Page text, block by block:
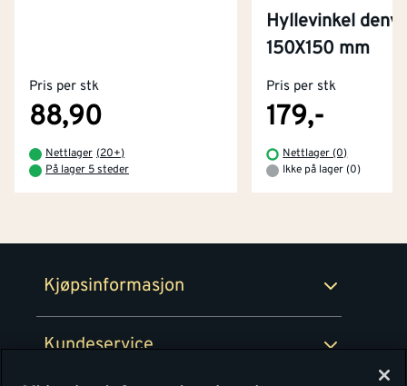
Pris per stk
88,90
Nettlager (20+)
På lager 5 steder
Hyllevinkel
150X150 mm
Pris per stk
179,-
Nettlager (0)
Ikke på lager (0)
Kjøpsinformasjon
Kjøpsbetingelser
Retur- og angrerettsskjema
Kundeservice
Tjenester
Montér Klubb
Byggevarehus og åpningstider
Prismatch
Personvern